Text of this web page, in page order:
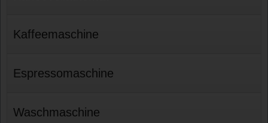
Kaffeemaschine
Espressomaschine
Waschmaschine